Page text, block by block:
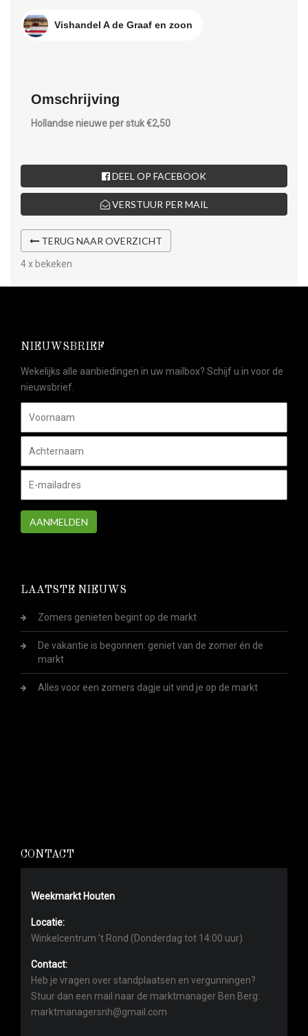
Vishandel A de Graaf en zoon
Omschrijving
Hollandse nieuwe per stuk €2,50
DEEL OP FACEBOOK
VERSTUUR PER MAIL
TERUG NAAR OVERZICHT
4 x bekeken
NIEUWSBRIEF
Wekelijks alle aanbiedingen in uw mailbox? Schijf u in voor de
nieuwsbrief.
AANMELDEN
LAATSTE NIEUWS
Zomers genieten begint op de markt
De vakantie is begonnen: geniet van de zomer én de
markt
Alles voor een zomers dagje uit vind je op de markt
CONTACT
Weekmarkt Houten
Locatie:
Winkelcentrum ’t Rond (Donderdag tot 14:00 uur)
Contact:
Heb je vragen over standplaatsen en vergunningen?
Stuur dan een mail naar de marktmanager Ben Berg:
marktmanagersnh@gmail.com